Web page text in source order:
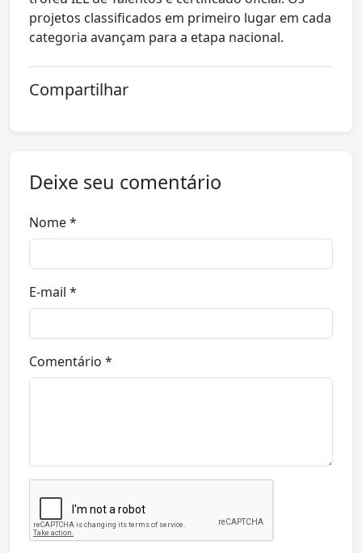
projetos classificados em primeiro lugar em cada
categoria avançam para a etapa nacional.
Compartilhar
Deixe seu comentário
Nome *
E-mail *
Comentário *